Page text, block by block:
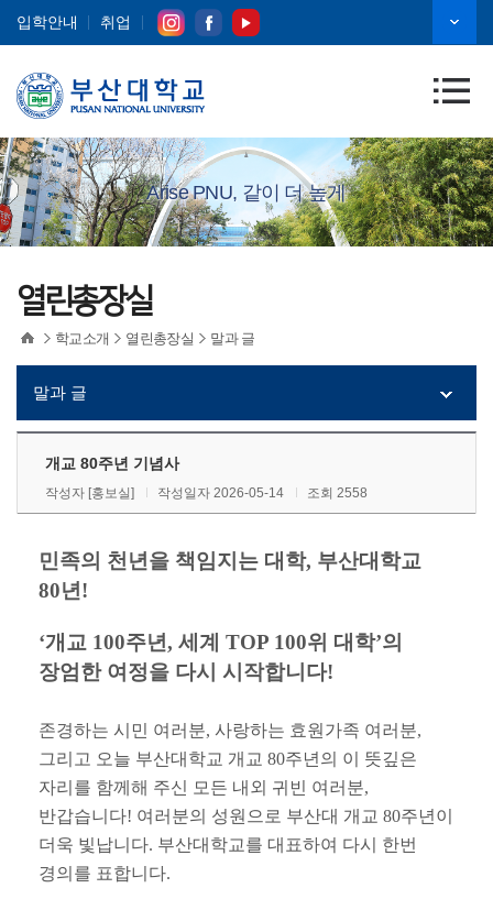
입학안내 취업
Arise PNU, 같이 더 높게
열린총장실
학교소개 열린총장실 말과 글
말과 글
개교 80주년 기념사
작성자 [홍보실] 작성일자 2026-05-14 조회 2558
민족의 천년을 책임지는 대학, 부산대학교
80년 !
‘개교 100주년, 세계 TOP 100위 대학’의
장엄한 여정을 다시 시작합니다!
존경하는 시민 여러분, 사랑하는 효원가족 여러분,
그리고 오늘 부산대학교 개교 80주년의 이 뜻깊은
자리를 함께해 주신 모든 내외 귀빈 여러분,
반갑습니다! 여러분의 성원으로 부산대 개교 80주년이
더욱 빛납니다. 부산대학교를 대표하여 다시 한번
경의를 표합니다.